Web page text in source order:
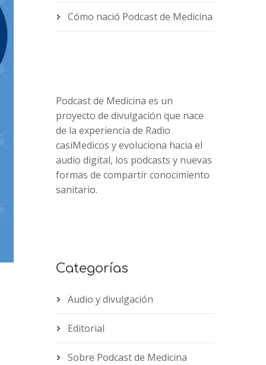
Cómo nació Podcast de Medicina
Podcast de Medicina es un
proyecto de divulgación que nace
de la experiencia de Radio
casiMedicos y evoluciona hacia el
audio digital, los podcasts y nuevas
formas de compartir conocimiento
sanitario.
Categorías
Audio y divulgación
Editorial
Sobre Podcast de Medicina